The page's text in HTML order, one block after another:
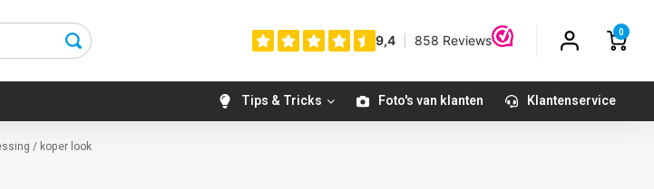
0
Tips & Tricks Foto's van klanten Klantenservice
/ koper look